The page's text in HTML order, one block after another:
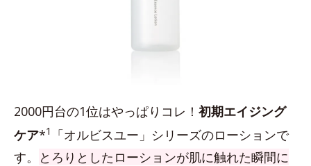
2000円台の1位はやっぱりコレ！ 初期エイジング
ケア*1
「オルビスユー」シリーズのローションで
す。
とろりとしたローションが肌に触れた瞬間に